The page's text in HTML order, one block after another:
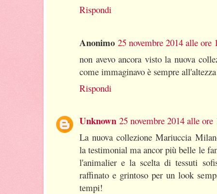
Rispondi
Anonimo 25 novembre 2014 alle ore
non avevo ancora visto la nuova
come immaginavo è sempre
Rispondi
Unknown 25 novembre 2014 alle ore
La nuova collezione Mariuccia
la testimonial ma ancor più belle le
l'animalier e la scelta di tessuti
raffinato e grintoso per un look
tempi!